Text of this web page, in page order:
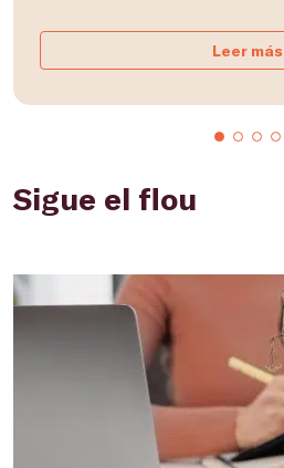
Leer más
Sigue el flou